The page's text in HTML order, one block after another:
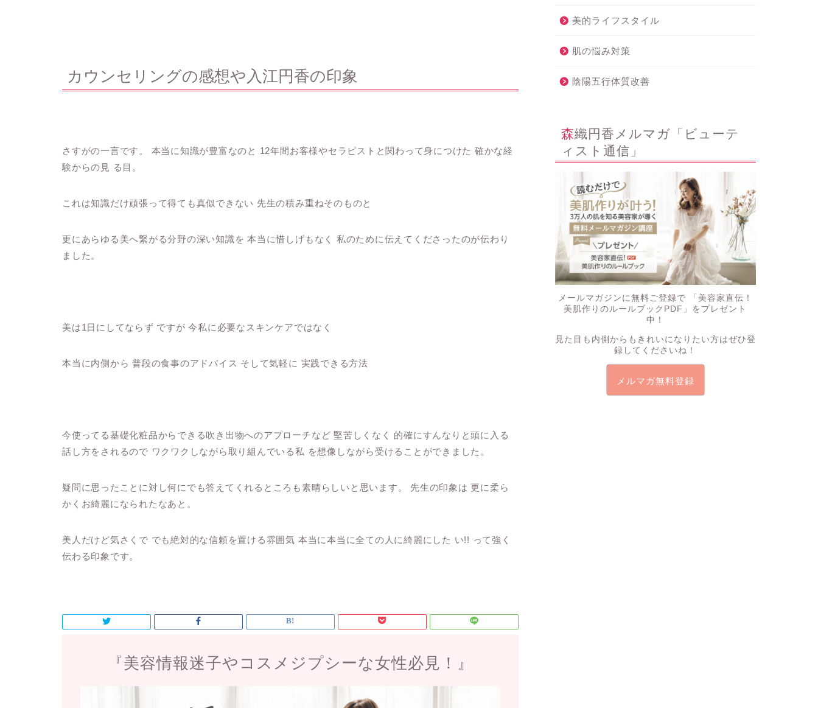
カウンセリングの感想や入江円香の印象
さすがの一言です。 本当に知識が豊富なのと 12年間お客様やセラピストと関わって身につけた 確かな経
験からの見 る目。
これは知識だけ頑張って得ても真似できない 先生の積み重ねそのものと
更にあらゆる美へ繋がる分野の深い知識を 本当に惜しげもなく 私のために伝えてくださったのが伝わり
ました。
美は1日にしてならず ですが 今私に必要なスキンケアではなく
本当に内側から 普段の食事のアドバイス そして気軽に 実践できる方法
今使ってる基礎化粧品からできる吹き出物へのアプローチなど 堅苦しくなく 的確にすんなりと頭に入る
話し方をされるので ワクワクしながら取り組んでいる私 を想像しながら受けることができました。
疑問に思ったことに対し何にでも答えてくれるところも素晴らしいと思います。 先生の印象は 更に柔ら
かくお綺麗になられたなあと。
美人だけど気さくで でも絶対的な信頼を置ける雰囲気 本当に本当に全ての人に綺麗にした い!! って強く
伝わる印象です。
『美容情報迷子やコスメジプシーな女性必見！』
美的ライフスタイル
肌の悩み対策
陰陽五行体質改善
森織円香メルマガ「ビューテ
ィスト通信」
メールマガジンに無料ご登録で
「美容家直伝！
美肌作りのルールブックPDF」 をプレゼント
中！
見た目も内側からもきれいになりたい方はぜひ登
録してくださいね！
メルマガ無料登録